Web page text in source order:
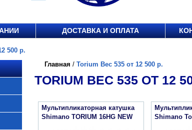
ДОСТАВКА И ОПЛАТА
500 р.
Главная / Torium Вес 535 от 12 500 р.
TORIUM ВЕС 535 ОТ 12
Мультипликаторная катушка
Shimano TORIUM 16HG NEW
Shimano